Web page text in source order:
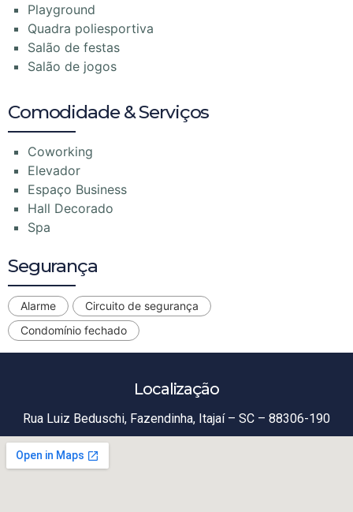
Playground
Quadra poliesportiva
Salão de festas
Salão de jogos
Comodidade & Serviços
Coworking
Elevador
Espaço Business
Hall Decorado
Spa
Segurança
Alarme
Circuito de segurança
Condomínio fechado
Localização
Rua Luiz Beduschi, Fazendinha, Itajaí – SC – 88306-190